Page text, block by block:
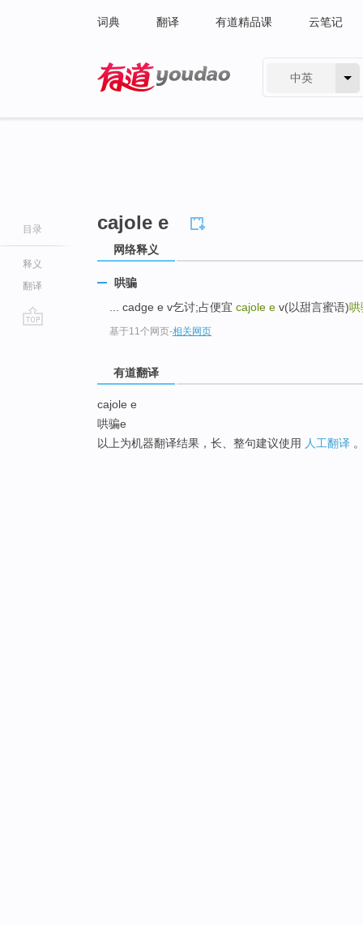
词典 翻译 有道精品课 云笔记
中英
目录
释义
翻译
cajole e
网络释义
哄骗
... cadge e v乞讨;占便宜 cajole e v(以甜言蜜语)哄
基于11个网页-相关网页
有道翻译
cajole e
哄骗e
以上为机器翻译结果，长、整句建议使用 人工翻译